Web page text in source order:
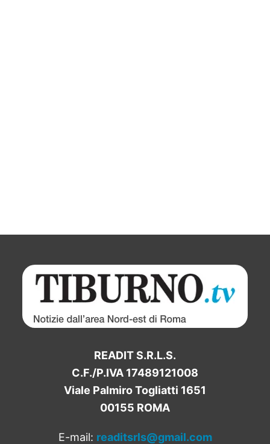
READIT S.R.L.S.
C.F./P.IVA 17489121008
Viale Palmiro Togliatti 1651
00155 ROMA
E-mail: readitsrls@gmail.com